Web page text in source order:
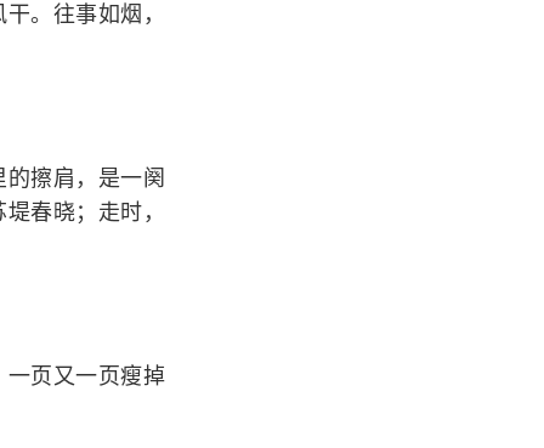
。往事如烟，
擦肩，是一阕
春晓；走时，
页又一页瘦掉